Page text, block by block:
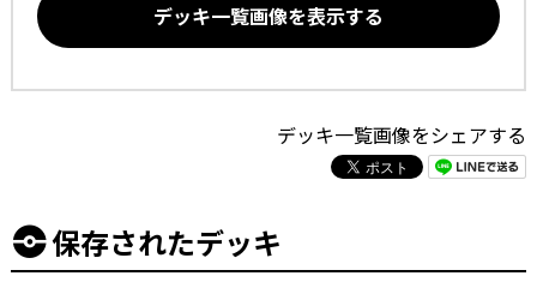
デッキ一覧画像を表示する
デッキ一覧画像をシェアする
保存されたデッキ